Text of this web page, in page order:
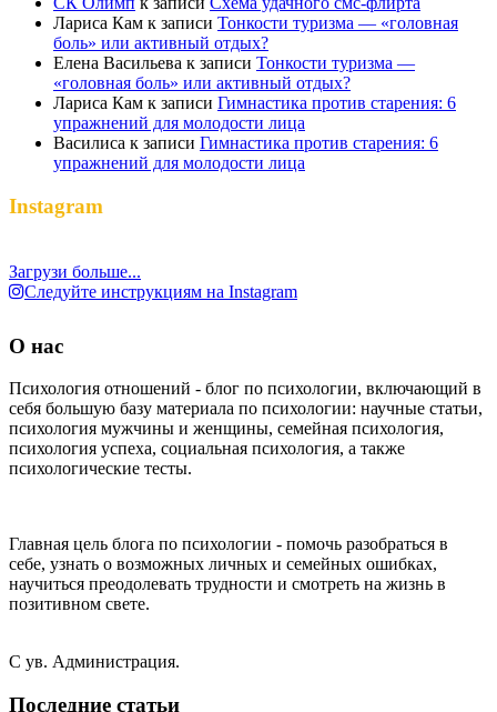
Лариса Кам к записи Тонкости туризма — «головная
боль» или активный отдых?
Елена Васильева к записи Тонкости туризма —
«головная боль» или активный отдых?
Лариса Кам к записи Гимнастика против старения: 6
упражнений для молодости лица
Василиса к записи Гимнастика против старения: 6
упражнений для молодости лица
Instagram
Загрузи больше...
Следуйте инструкциям на Instagram
О нас
Психология отношений - блог по психологии, включающий в
себя большую базу материала по психологии: научные статьи,
психология мужчины и женщины, семейная психология,
психология успеха, социальная психология, а также
психологические тесты.
Главная цель блога по психологии - помочь разобраться в
себе, узнать о возможных личных и семейных ошибках,
научиться преодолевать трудности и смотреть на жизнь в
позитивном свете.
С ув. Администрация.
Последние статьи